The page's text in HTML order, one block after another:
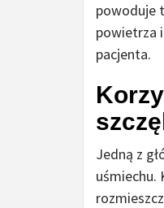
powoduje
powietrza
pacjenta.
Jedną z
uśmiechu.